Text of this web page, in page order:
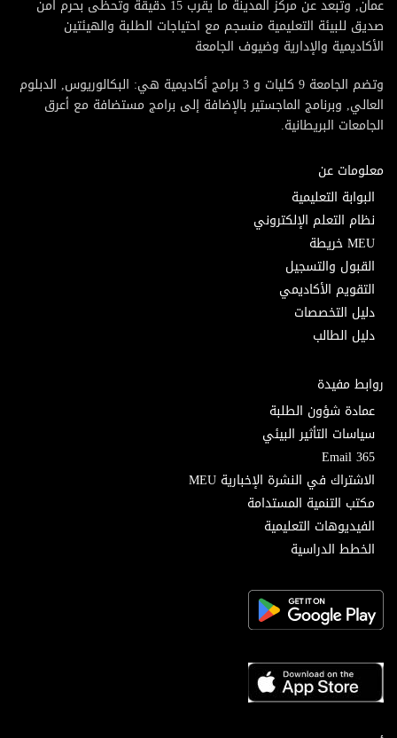
عمان, وتبعد عن مركز المدينة ما يقرب 15 دقيقة وتحظى بحرم امن
صديق للبيئة التعليمية منسجم مع احتياجات الطلبة والهيئتين
الأكاديمية والإدارية وضيوف الجامعة
وتضم الجامعة 9 كليات و 3 برامج أكاديمية هي: البكالوريوس, الدبلوم
العالي, وبرنامج الماجستير بالإضافة إلى برامج مستضافة مع أعرق
الجامعات البريطانية.
معلومات عن
البوابة التعليمية
نظام التعلم الإلكتروني
MEU خريطة
القبول والتسجيل
التقويم الأكاديمي
دليل التخصصات
دليل الطالب
روابط مفيدة
عمادة شؤون الطلبة
سياسات التأثير البيئي
Email 365
الاشتراك في النشرة الإخبارية MEU
مكتب التنمية المستدامة
الفيديوهات التعليمية
الخطط الدراسية